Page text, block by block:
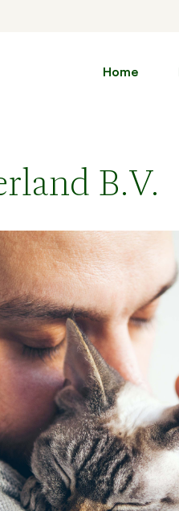
Home
B.V.